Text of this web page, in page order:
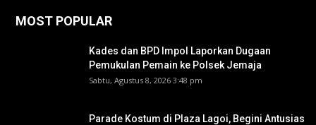
MOST POPULAR
Kades dan BPD Impol Laporkan Dugaan
Pemukulan Pemain ke Polsek Jemaja
Sabtu, Agustus 8, 2026 3:48 pm
Parade Kostum di Plaza Lagoi, Begini Antusias